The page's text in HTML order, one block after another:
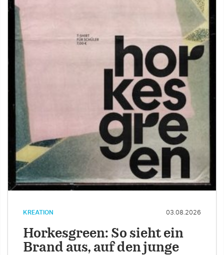
KREATION 03.08.2026
Horkesgreen: So sieht ein
Brand aus, auf den junge